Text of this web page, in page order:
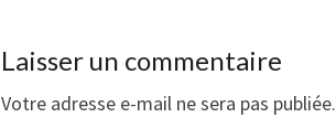
Laisser un commentaire
Votre adresse e-mail ne sera pas publiée.